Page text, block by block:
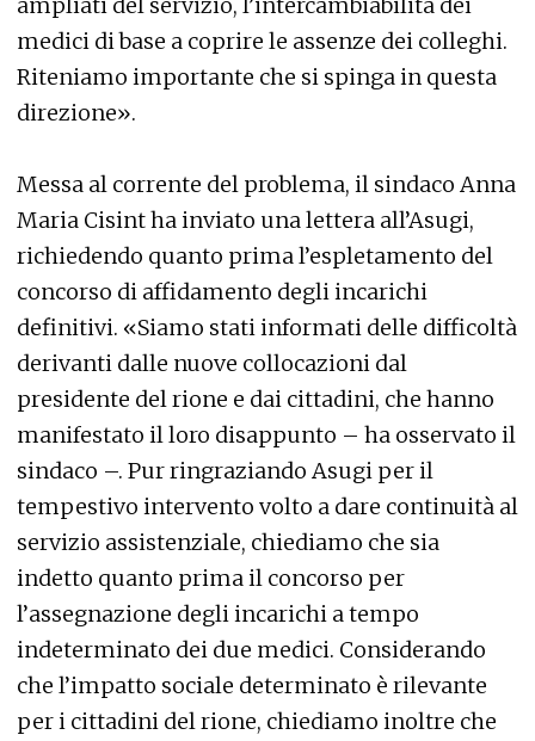
medici di base a coprire le assenze dei colleghi.
Riteniamo importante che si spinga in questa
direzione».
Messa al corrente del problema, il sindaco Anna
Maria Cisint ha inviato una lettera all’Asugi,
richiedendo quanto prima l’espletamento del
concorso di affidamento degli incarichi
definitivi. «Siamo stati informati delle difficoltà
derivanti dalle nuove collocazioni dal
presidente del rione e dai cittadini, che hanno
manifestato il loro disappunto – ha osservato il
sindaco –. Pur ringraziando Asugi per il
tempestivo intervento volto a dare continuità al
servizio assistenziale, chiediamo che sia
indetto quanto prima il concorso per
l’assegnazione degli incarichi a tempo
indeterminato dei due medici. Considerando
che l’impatto sociale determinato è rilevante
per i cittadini del rione, chiediamo inoltre che